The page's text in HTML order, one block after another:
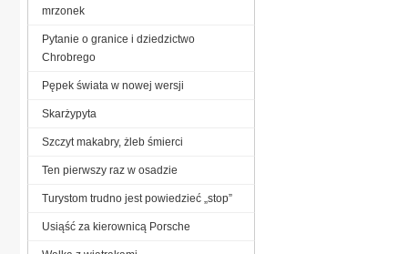
mrzonek
Pytanie o granice i dziedzictwo
Chrobrego
Pępek świata w nowej wersji
Skarżypyta
Szczyt makabry, żleb śmierci
Ten pierwszy raz w osadzie
Turystom trudno jest powiedzieć „stop”
Usiąść za kierownicą Porsche